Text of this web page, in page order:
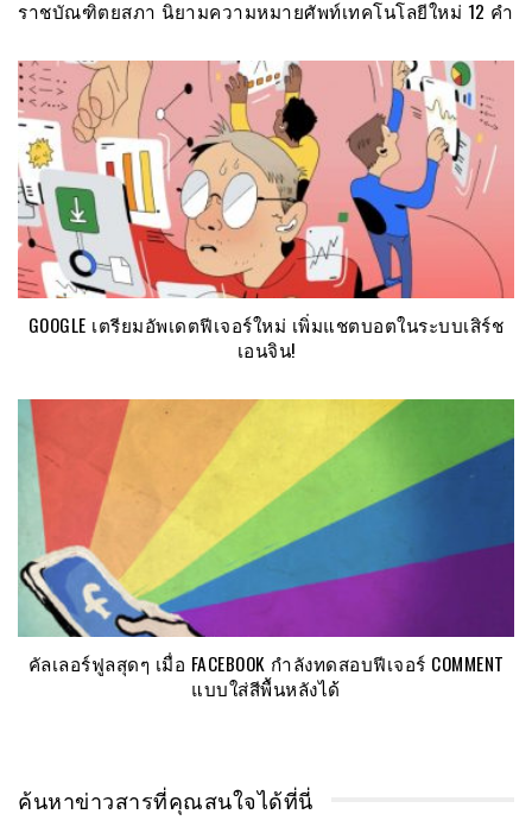
ราชบัณฑิตยสภา นิยามความหมายศัพท์เทคโนโลยีใหม่ 12 คำ
GOOGLE เตรียมอัพเดตฟีเจอร์ใหม่ เพิ่มแชตบอตในระบบเสิร์ช
เอนจิน!
คัลเลอร์ฟูลสุดๆ เมื่อ FACEBOOK กำลังทดสอบฟีเจอร์ COMMENT
แบบใส่สีพื้นหลังได้
ค้นหาข่าวสารที่คุณสนใจได้ที่นี่